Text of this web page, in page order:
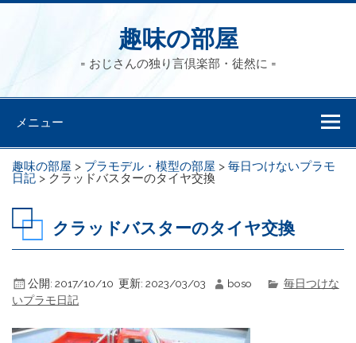
趣味の部屋
= おじさんの独り言倶楽部・徒然に =
メニュー
趣味の部屋 > プラモデル・模型の部屋 >毎日つけないプラモ
日記 > クラッドバスターのタイヤ交換
クラッドバスターのタイヤ交換
公開: 2017/10/10 更新: 2023/03/03 boso
毎日つけな
いプラモ日記